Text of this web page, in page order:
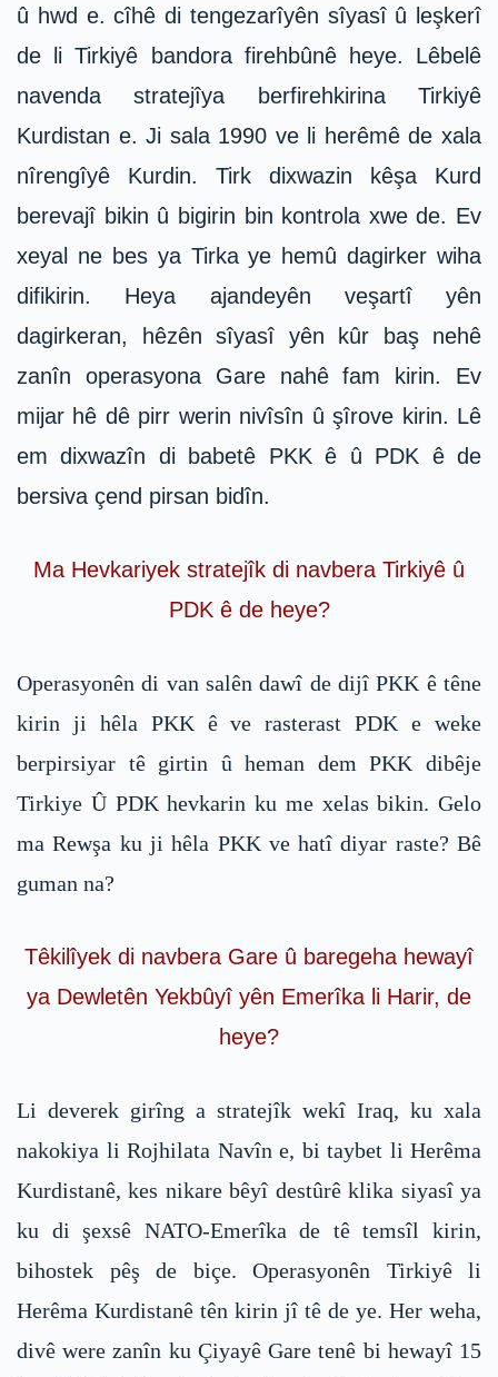
û hwd e. cîhê di tengezarîyên sîyasî û leşkerî
de li Tirkiyê bandora firehbûnê heye. Lêbelê
navenda stratejîya berfirehkirina Tirkiyê
Kurdistan e. Ji sala 1990 ve li herêmê de xala
nîrengîyê Kurdin. Tirk dixwazin kêşa Kurd
berevajî bikin û bigirin bin kontrola xwe de. Ev
xeyal ne bes ya Tirka ye hemû dagirker wiha
difikirin. Heya ajandeyên veşartî yên
dagirkeran, hêzên sîyasî yên kûr baş nehê
zanîn operasyona Gare nahê fam kirin. Ev
mijar hê dê pirr werin nivîsîn û şîrove kirin. Lê
em dixwazîn di babetê PKK ê û PDK ê de
bersiva çend pirsan bidîn.
Ma Hevkariyek stratejîk di navbera Tirkiyê û
PDK ê de heye?
Operasyonên di van salên dawî de dijî PKK ê têne
kirin ji hêla PKK ê ve rasterast PDK e weke
berpirsiyar tê girtin û heman dem PKK dibêje
Tirkiye Û PDK hevkarin ku me xelas bikin. Gelo
ma Rewşa ku ji hêla PKK ve hatî diyar raste? Bê
guman na?
Têkilîyek di navbera Gare û baregeha hewayî
ya Dewletên Yekbûyî yên Emerîka li Harir, de
heye?
Li deverek girîng a stratejîk wekî Iraq, ku xala
nakokiya li Rojhilata Navîn e, bi taybet li Herêma
Kurdistanê, kes nikare bêyî destûrê klika siyasî ya
ku di şexsê NATO-Emerîka de tê temsîl kirin,
bihostek pêş de biçe. Operasyonên Tirkiyê li
Herêma Kurdistanê tên kirin jî tê de ye. Her weha,
divê were zanîn ku Çiyayê Gare tenê bi hewayî 15